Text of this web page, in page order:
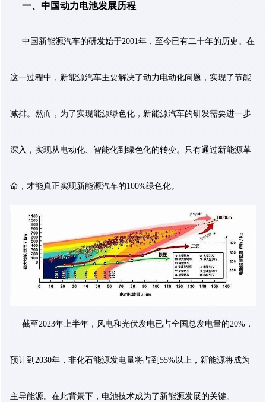
一、中国动力电池发展历程
中国新能源汽车的研发始于2001年，至今已有二十年的历史。在
这一过程中，新能源汽车主要解决了动力电动化问题，实现了节能
减排。然而，为了实现能源绿色化，新能源汽车的研发需要进一步
深入，实现从电动化、智能化到绿色化的转变。只有通过新能源革
命，才能真正实现新能源汽车的100%绿色化。
截至2023年上半年，风电和光伏发电已占全国总发电量的20%，
预计到2030年，非化石能源发电量将占到55%以上，新能源将成为
主导能源。在此背景下，电池技术成为了新能源发展的关键。